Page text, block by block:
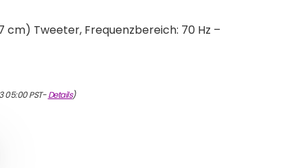
cm) Tweeter, Frequenzbereich: 70 Hz –
PST-Details)